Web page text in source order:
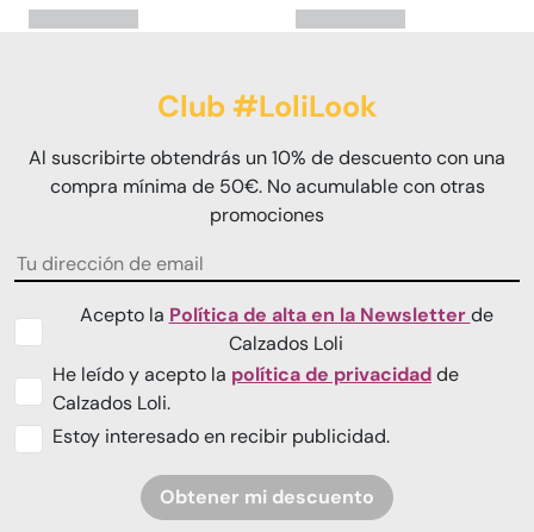
Club #LoliLook
Al suscribirte obtendrás un 10% de descuento con una
compra mínima de 50€. No acumulable con otras
promociones
Acepto la Política de alta en la Newsletterde
Calzados Loli
He leído y acepto la política de privacidadde
Calzados Loli.
Estoy interesado en recibir publicidad.
Obtener mi descuento